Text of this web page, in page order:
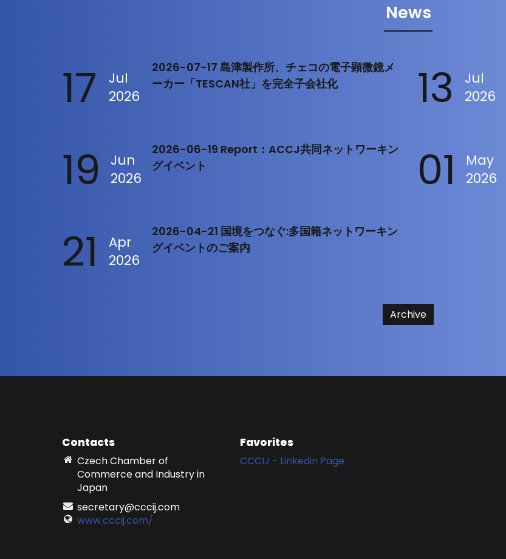
News
17
Jul
2026
2026-07-17 島津製作所、チェコの電子顕微鏡メ
ーカー「TESCAN社」を完全子会社化
13
Jul
2026
19
Jun
2026
2026-06-19 Report：ACCJ共同ネットワーキン
グイベント
01
May
2026
21
Apr
2026
2026-04-21 国境をつなぐ:多国籍ネットワーキン
グイベントのご案内
Archive
Contacts
Czech Chamber of
Commerce and Industry in
Japan
secretary@cccij.com
www.cccij.com/
Favorites
CCCIJ - Linkedin Page